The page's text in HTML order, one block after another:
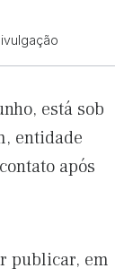
está sob
entidade
após
publicar, em